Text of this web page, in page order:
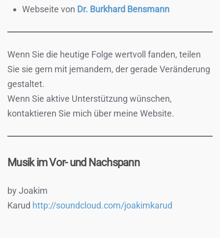
Webseite von Dr. Burkhard Bensmann
Wenn Sie die heutige Folge wertvoll fanden, teilen
Sie sie gern mit jemandem, der gerade Veränderung
gestaltet.
Wenn Sie aktive Unterstützung wünschen,
kontaktieren Sie mich über meine Website.
Musik im Vor- und Nachspann
by Joakim
Karud http://soundcloud.com/joakimkarud